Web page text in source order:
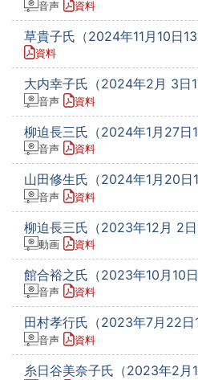
音声 資料
草貴子氏（2024年11月10日
資料
大内幸子氏（2024年2月 3日
音声 資料
柳迫長三氏（2024年1月27日
音声 資料
山田修生氏（2024年1月20日
音声 資料
柳迫長三氏（2023年12月 2日
動画 資料
館合裕之氏（2023年10月10日
音声 資料
田村孝行氏（2023年7月22日
音声 資料
糸日谷美奈子氏（2023年2月